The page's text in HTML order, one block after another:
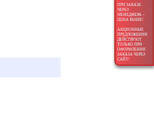
ПРИ ЗАКАЗЕ
ЧЕРЕЗ
МЕНЕДЖЕРА –
ЦЕНА ВЫШЕ!
АКЦИОННЫЕ
ПРЕДЛОЖЕНИЯ
ДЕЙСТВУЮТ
ТОЛЬКО ПРИ
ОФОРМЛЕНИИ
ЗАКАЗА ЧЕРЕЗ
САЙТ!